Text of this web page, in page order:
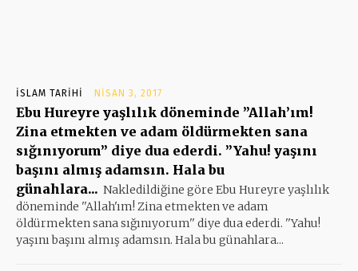
İSLAM TARIHI NISAN 3, 2017
Ebu Hureyre yaşlılık döneminde ”Allah’ım!
Zina etmekten ve adam öldürmekten sana
sığınıyorum” diye dua ederdi. ”Yahu! yaşını
başını almış adamsın. Hala bu
günahlara... Nakledildiğine göre Ebu Hureyre yaşlılık
döneminde ''Allah'ım! Zina etmekten ve adam
öldürmekten sana sığınıyorum'' diye dua ederdi. ''Yahu!
yaşını başını almış adamsın. Hala bu günahlara...